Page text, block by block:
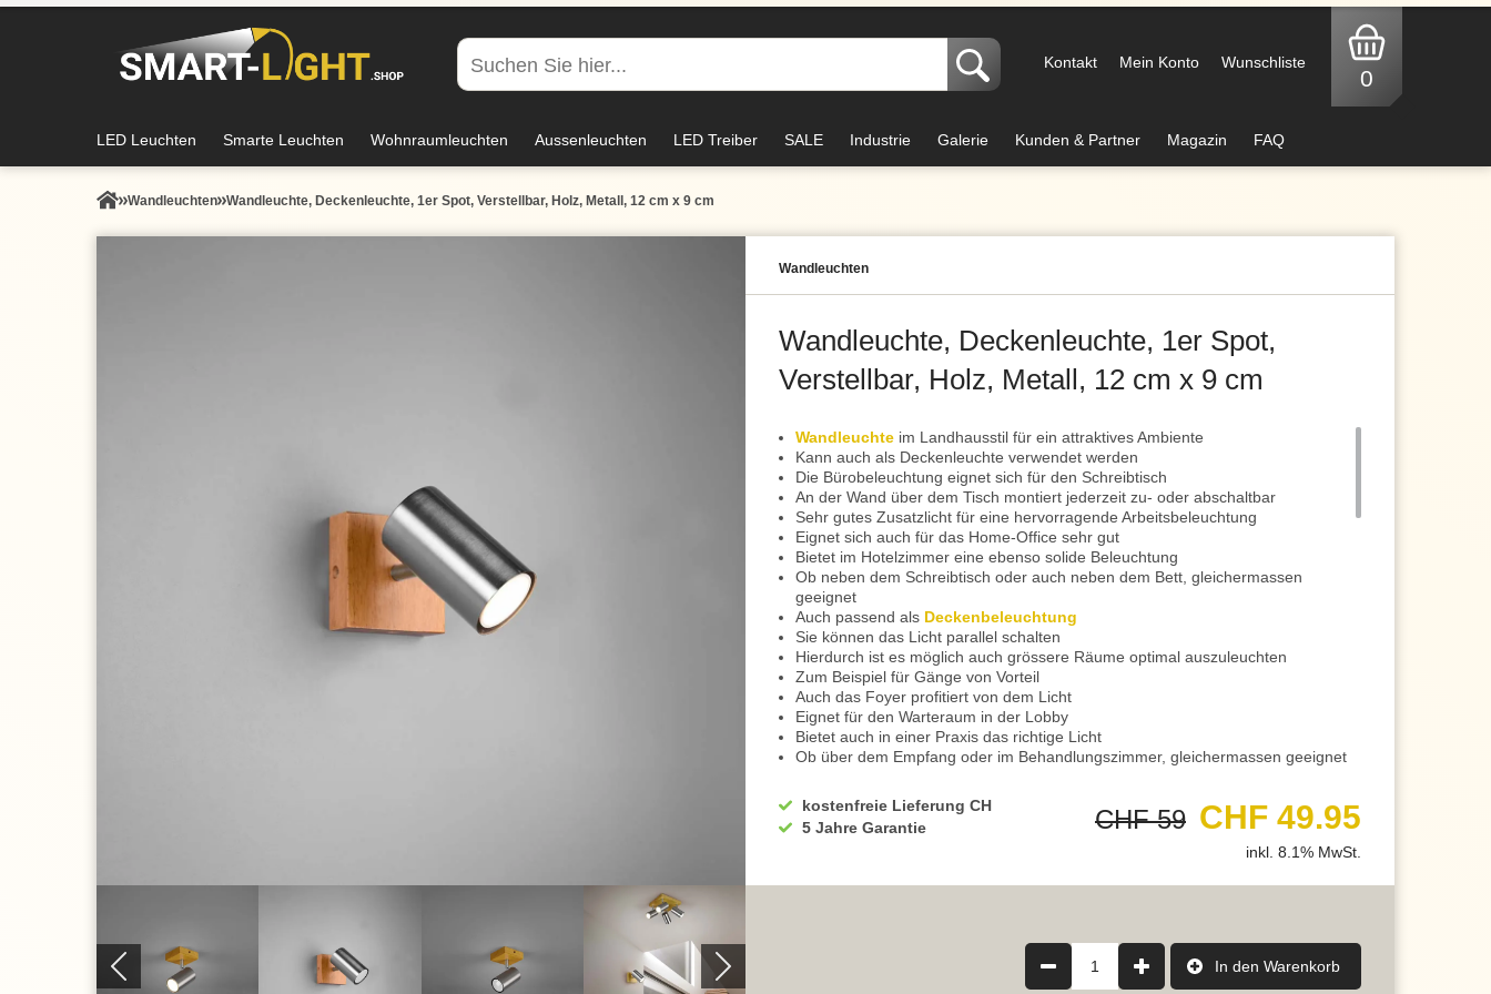
Kontakt Mein Konto Wunschliste
0
LED Leuchten Smarte Leuchten Wohnraumleuchten Aussenleuchten LED Treiber SALE Industrie Galerie Kunden & Partner Magazin FAQ
Wand­leuchten Wandleuchte, Deckenleuchte, 1er Spot, Verstellbar, Holz, Metall, 12 cm x 9 cm
Wand­leuchten
Wandleuchte, Deckenleuchte, 1er Spot,
Verstellbar, Holz, Metall, 12 cm x 9 cm
Wandleuchte im Landhausstil für ein attraktives Ambiente
Kann auch als Deckenleuchte verwendet werden
Die Bürobeleuchtung eignet sich für den Schreibtisch
An der Wand über dem Tisch montiert jederzeit zu- oder abschaltbar
Sehr gutes Zusatzlicht für eine hervorragende Arbeitsbeleuchtung
Eignet sich auch für das Home-Office sehr gut
Bietet im Hotelzimmer eine ebenso solide Beleuchtung
Ob neben dem Schreibtisch oder auch neben dem Bett, gleichermassen
geeignet
Auch passend als Deckenbeleuchtung
Sie können das Licht parallel schalten
Hierdurch ist es möglich auch grössere Räume optimal auszuleuchten
Zum Beispiel für Gänge von Vorteil
Auch das Foyer profitiert von dem Licht
Eignet für den Warteraum in der Lobby
Bietet auch in einer Praxis das richtige Licht
Ob über dem Empfang oder im Behandlungszimmer, gleichermassen geeignet
Im Schlafzimmer ein praktisches Licht
Mit der Wahl vom Leuchtmittel können Sie die Behaglichkeit noch steigern
Um die Behaglichkeit zu steigern, empfehlen wir Ihnen energiesparende LED
Schenkt auch im Hobbyraum, zum Beispiel beim Nähen oder dem Modellbau,
kostenfreie Lieferung CH
5 Jahre Garantie
CHF 59 CHF 49.95
inkl. 8.1% MwSt.
1 In den Warenkorb